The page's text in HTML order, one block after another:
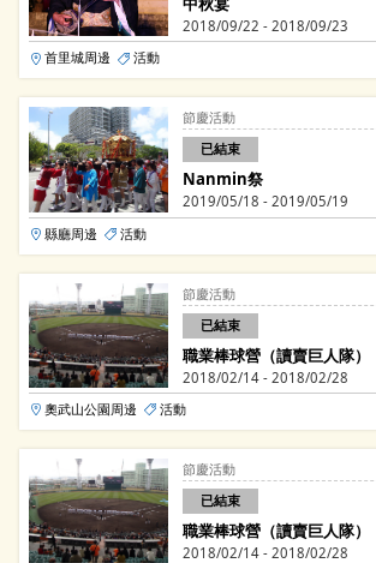
2018/09/22 - 2018/09/23
首里城周邊 活動
節慶活動
已結束
Nanmin祭
2019/05/18 - 2019/05/19
縣廳周邊 活動
節慶活動
已結束
職業棒球營（讀賣巨人隊）
2018/02/14 - 2018/02/28
奧武山公園周邊 活動
節慶活動
已結束
職業棒球營（讀賣巨人隊）
2018/02/14 - 2018/02/28